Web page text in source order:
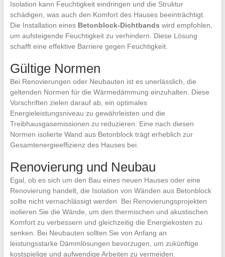
Isolation kann Feuchtigkeit eindringen und die Struktur
schädigen, was auch den Komfort des Hauses beeinträchtigt.
Die Installation eines Betonblock-Dichtbands wird empfohlen,
um aufsteigende Feuchtigkeit zu verhindern. Diese Lösung
schafft eine effektive Barriere gegen Feuchtigkeit.
Gültige Normen
Bei Renovierungen oder Neubauten ist es unerlässlich, die
geltenden Normen für die Wärmedämmung einzuhalten. Diese
Vorschriften zielen darauf ab, ein optimales
Energieleistungsniveau zu gewährleisten und die
Treibhausgasemissionen zu reduzieren. Eine nach diesen
Normen isolierte Wand aus Betonblock trägt erheblich zur
Gesamtenergieeffizienz des Hauses bei.
Renovierung und Neubau
Egal, ob es sich um den Bau eines neuen Hauses oder eine
Renovierung handelt, die Isolation von Wänden aus Betonblock
sollte nicht vernachlässigt werden. Bei Renovierungsprojekten
isolieren Sie die Wände, um den thermischen und akustischen
Komfort zu verbessern und gleichzeitig die Energiekosten zu
senken. Bei Neubauten sollten Sie von Anfang an
leistungsstarke Dämmlösungen bevorzugen, um zukünftige
kostspielige und aufwendige Arbeiten zu vermeiden.